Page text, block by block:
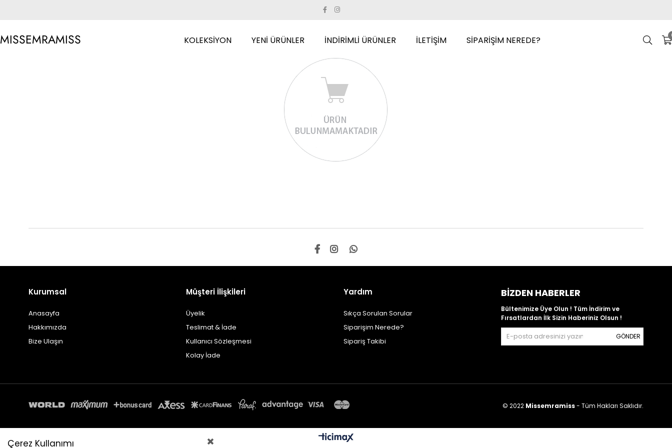
MISSEMRAMISS KOLEKSİYON YENİ ÜRÜNLER İNDİRİMLİ ÜRÜNLER İLETİŞİM SİPARİŞİM NEREDE?
Kurumsal
Anasayfa
Hakkımızda
Bize Ulaşın
Müşteri İlişkileri
Üyelik
Teslimat & İade
Kullanıcı Sözleşmesi
Kolay İade
Yardım
Sıkça Sorulan Sorular
Siparişim Nerede?
Sipariş Takibi
BIZDEN HABERLER
Bültenimize Üye Olun ! Tüm İndirim ve
Fırsatlardan İlk Sizin Haberiniz Olsun !
GÖNDER
© 2022 Missemramiss- Tüm Hakları Saklıdır.
Çerez Kullanımı